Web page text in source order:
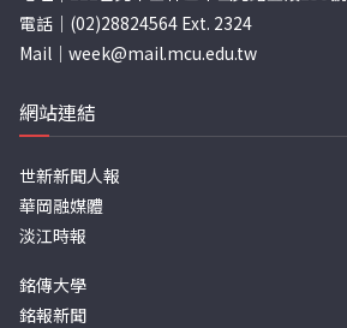
電話｜(02)28824564 Ext. 2324
Mail｜ week@mail.mcu.edu.tw
網站連結
世新新聞人報
華岡融媒體
淡江時報
銘傳大學
銘報新聞